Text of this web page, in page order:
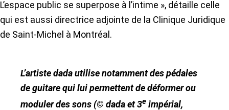
L’espace public se superpose à l’intime », détaille celle
qui est aussi directrice adjointe de la Clinique Juridique
de Saint-Michel à Montréal.
L’artiste dada utilise notamment des pédales
de guitare qui lui permettent de déformer ou
moduler des sons (© dada et 3e impérial,